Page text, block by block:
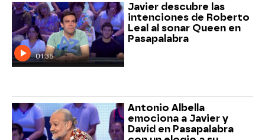
01:35
Javier descubre las
intenciones de Roberto
Leal al sonar Queen en
Pasapalabra
Antonio Albella
emociona a Javier y
David en Pasapalabra